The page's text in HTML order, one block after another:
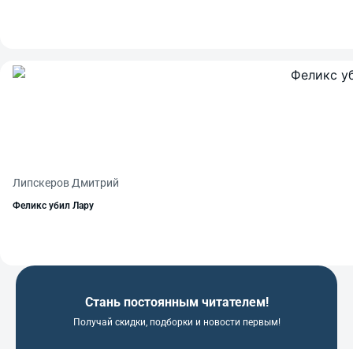
Липскеров Дмитрий
Феликс убил Лару
Стань постоянным читателем!
Получай скидки, подборки и новости первым!